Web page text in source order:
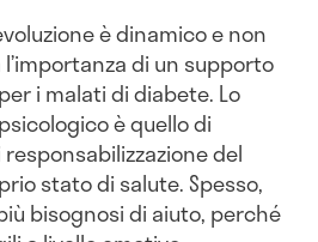
è dinamico e non
di un supporto
i malati di diabete. Lo
è quello di
del
stato di salute. Spesso,
bisognosi di aiuto, perché